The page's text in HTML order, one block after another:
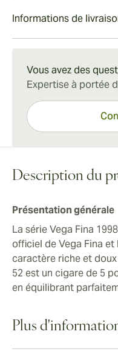
caramel complètent
cuir et de café.
élevé que ses
Expérience
de cigares peut
avec votre café préféré.
Informations de
Vous avez des
Expertise à portée
Description du
Présentation générale
La série Vega Fina
officiel de Vega Fina et
caractère riche et doux
52 est un cigare de 5
en équilibrant
Plus